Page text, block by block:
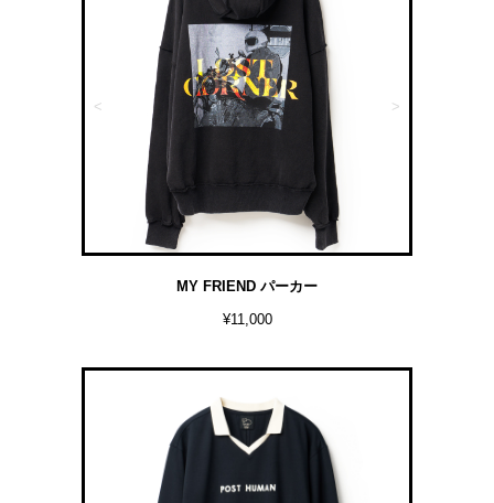
< >
MY FRIEND パーカー
¥11,000